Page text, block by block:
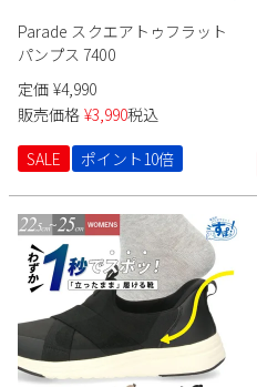
Parade スクエアトゥフラット
パンプス 7400
定価 ¥4,990
販売価格 ¥3,990税込
SALE
ポイント10倍